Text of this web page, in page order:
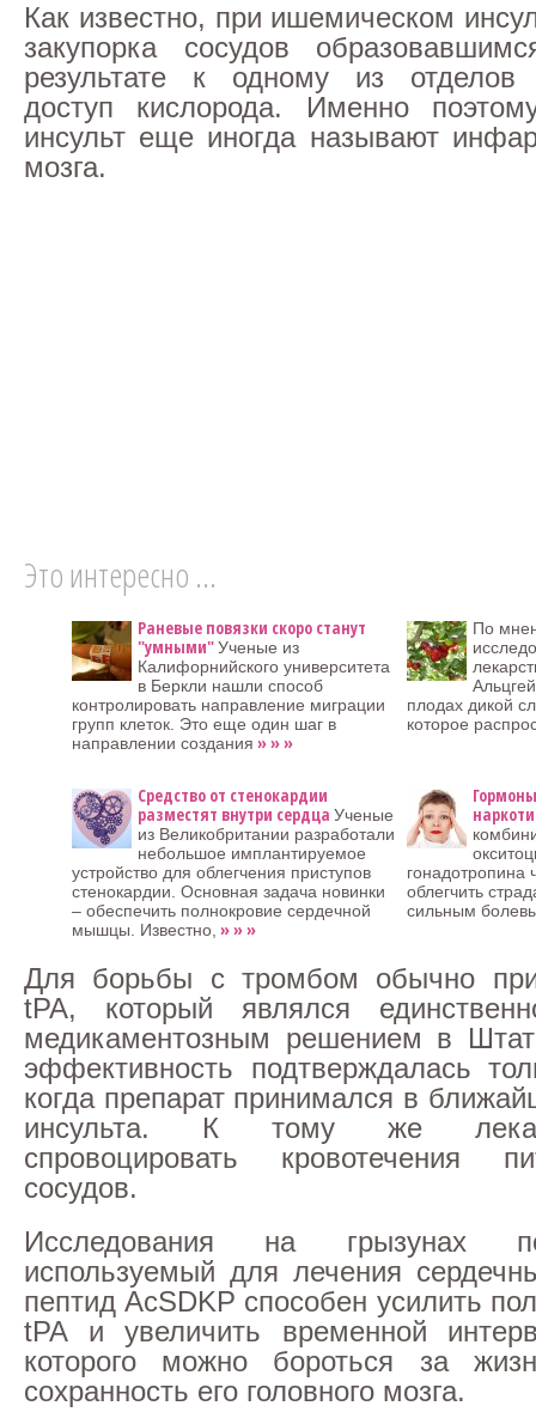
Как известно, при ишемическом
закупорка сосудов
результате к одному из отделов
доступ кислорода. Именно
инсульт еще иногда называют
мозга.
Это интересно ...
Раневые повязки скоро станут
"умными"Ученые из
Калифорнийского университета
в Беркли нашли способ
контролировать направление миграции
групп клеток. Это еще один шаг в
направлении создания » » »
По
плодах дикой
которое
Средство от стенокардии
разместят внутри сердца Ученые
из Великобритании разработали
небольшое имплантируемое
устройство для облегчения приступов
стенокардии. Основная задача новинки
– обеспечить полнокровие сердечной
мышцы. Известно, » » »
гонадотропина
облегчить
сильным
Для борьбы с тромбом обычно
tPA, который являлся
медикаментозным решением в
эффективность подтверждалась
когда препарат принимался в
инсульта. К тому же
спровоцировать кровотечения
сосудов.
Исследования на грызунах
используемый для лечения
пептид AcSDKP способен усилить
tPA и увеличить временной
которого можно бороться за
сохранность его головного мозга.